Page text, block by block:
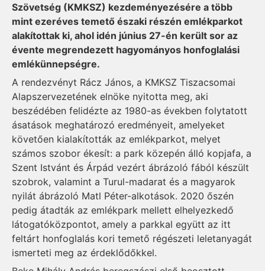
Szövetség (KMKSZ) kezdeményezésére a több
mint ezeréves temető északi részén emlékparkot
alakítottak ki, ahol idén június 27-én került sor az
évente megrendezett hagyományos honfoglalási
emlékünnepségre.
A rendezvényt Rácz János, a KMKSZ Tiszacsomai
Alapszervezetének elnöke nyitotta meg, aki
beszédében felidézte az 1980-as években folytatott
ásatások meghatározó eredményeit, amelyeket
követően kialakították az emlékparkot, melyet
számos szobor ékesít: a park közepén álló kopjafa, a
Szent Istvánt és Árpád vezért ábrázoló fából készült
szobrok, valamint a Turul-madarat és a magyarok
nyilát ábrázoló Matl Péter-alkotások. 2020 őszén
pedig átadták az emlékpark mellett elhelyezkedő
látogatóközpontot, amely a parkkal együtt az itt
feltárt honfoglalás kori temető régészeti leletanyagát
ismerteti meg az érdeklődőkkel.